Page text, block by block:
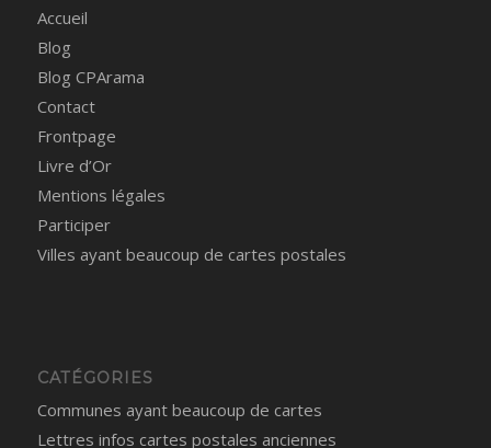
Accueil
Blog
Blog CPArama
Contact
Frontpage
Livre d’Or
Mentions légales
Participer
Villes ayant beaucoup de cartes postales
CATÉGORIES
Communes ayant beaucoup de cartes
Lettres infos cartes postales anciennes